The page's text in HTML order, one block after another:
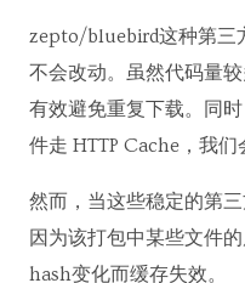
zepto/bluebird这种第三
不会改动。虽然代码量
有效避免重复下载。同
件走 HTTP Cache，我们
然而，当这些稳定的第
因为该打包中某些文件
hash变化而缓存失效。